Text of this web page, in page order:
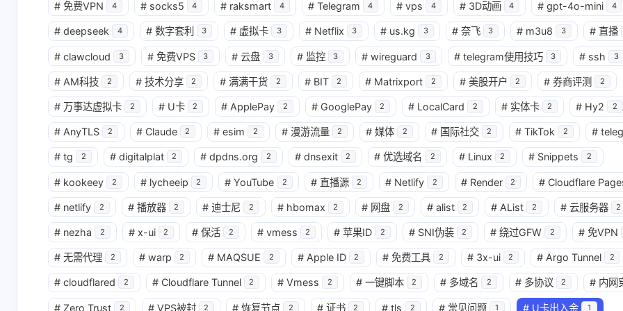
# 免费VPN 4 # socks5 4 # raksmart 4 # Telegram 4 # vps 4 # 3D动画 4 # gpt-4o-mini 4
# deepseek 4 # 数字套利 3 # 虚拟卡 3 # Netflix 3 # us.kg 3 # 奈飞 3 # m3u8 3 # 直播
# clawcloud 3 # 免费VPS 3 # 云盘 3 # 监控 3 # wireguard 3 # telegram使用技巧 3 # ssh 3
# AM科技 2 # 技术分享 2 # 满满干货 2 # BIT 2 # Matrixport 2 # 美股开户 2 # 券商评测 2
# 万事达虚拟卡 2 # U卡 2 # ApplePay 2 # GooglePay 2 # LocalCard 2 # 实体卡 2 # Hy2 2
# AnyTLS 2 # Claude 2 # esim 2 # 漫游流量 2 # 媒体 2 # 国际社交 2 # TikTok 2 #
# tg 2 # digitalplat 2 # dpdns.org 2 # dnsexit 2 # 优选域名 2 # Linux 2 # Snippets 2
# kookeey 2 # lycheeip 2 # YouTube 2 # 直播源 2 # Netlify 2 # Render 2 # Cloudflare
# netlify 2 # 播放器 2 # 迪士尼 2 # hbomax 2 # 网盘 2 # alist 2 # AList 2 # 云服务器 2
# nezha 2 # x-ui 2 # 保活 2 # vmess 2 # 苹果ID 2 # SNI伪装 2 # 绕过GFW 2 # 免VPN
# 无需代理 2 # warp 2 # MAQSUE 2 # Apple ID 2 # 免费工具 2 # 3x-ui 2 # Argo Tunnel 2
# cloudflared 2 # Cloudflare Tunnel 2 # Vmess 2 # 一键脚本 2 # 多域名 2 # 多协议 2 # 内网
# Zero Trust 2 # VPS被封 2 # 恢复节点 2 # 证书 2 # tls 2 # 常见问题 1 # U卡出入金 1